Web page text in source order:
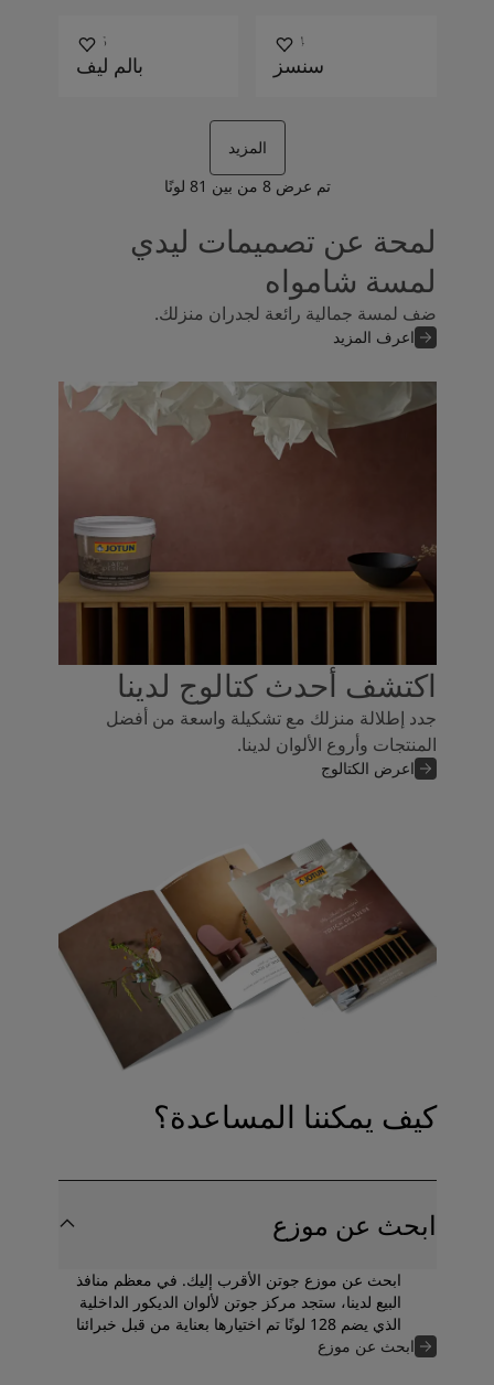
2024
سنسز
0125
بالم ليف
المزيد
تم عرض8 من بين 81 لونًا
لمحة عن تصميمات ليدي
لمسة شامواه
ضف لمسة جمالية رائعة لجدران منزلك.
اعرف المزيد
اكتشف أحدث كتالوج لدينا
جدد إطلالة منزلك مع تشكيلة واسعة من أفضل
المنتجات وأروع الألوان لدينا.
اعرض الكتالوج
كيف يمكننا المساعدة؟
ابحث عن موزع
ابحث عن موزع جوتن الأقرب إليك. في معظم منافذ
البيع لدينا، ستجد مركز جوتن لألوان الديكور الداخلية
الذي يضم 128 لونًا تم اختيارها بعناية من قبل خبرائنا
في الألوان.
ابحث عن موزع